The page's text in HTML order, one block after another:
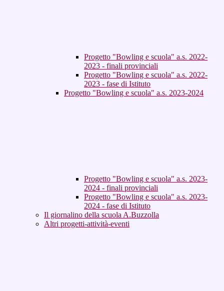
Progetto "Bowling e scuola" a.s. 2022-
2023 - finali provinciali
Progetto "Bowling e scuola" a.s. 2022-
2023 - fase di Istituto
Progetto "Bowling e scuola" a.s. 2023-2024
Progetto "Bowling e scuola" a.s. 2023-
2024 - finali provinciali
Progetto "Bowling e scuola" a.s. 2023-
2024 - fase di Istituto
Il giornalino della scuola A.Buzzolla
Altri progetti-attività-eventi